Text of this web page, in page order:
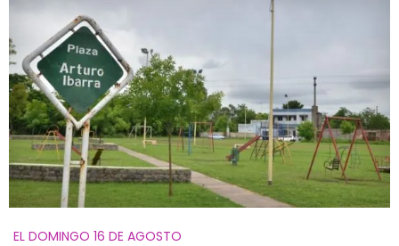
EL DOMINGO 16 DE AGOSTO